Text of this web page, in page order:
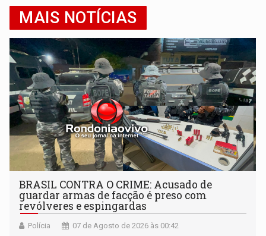
MAIS NOTÍCIAS
BRASIL CONTRA O CRIME: Acusado de
guardar armas de facção é preso com
revólveres e espingardas
Polícia 07 de Agosto de 2026 às 00:42